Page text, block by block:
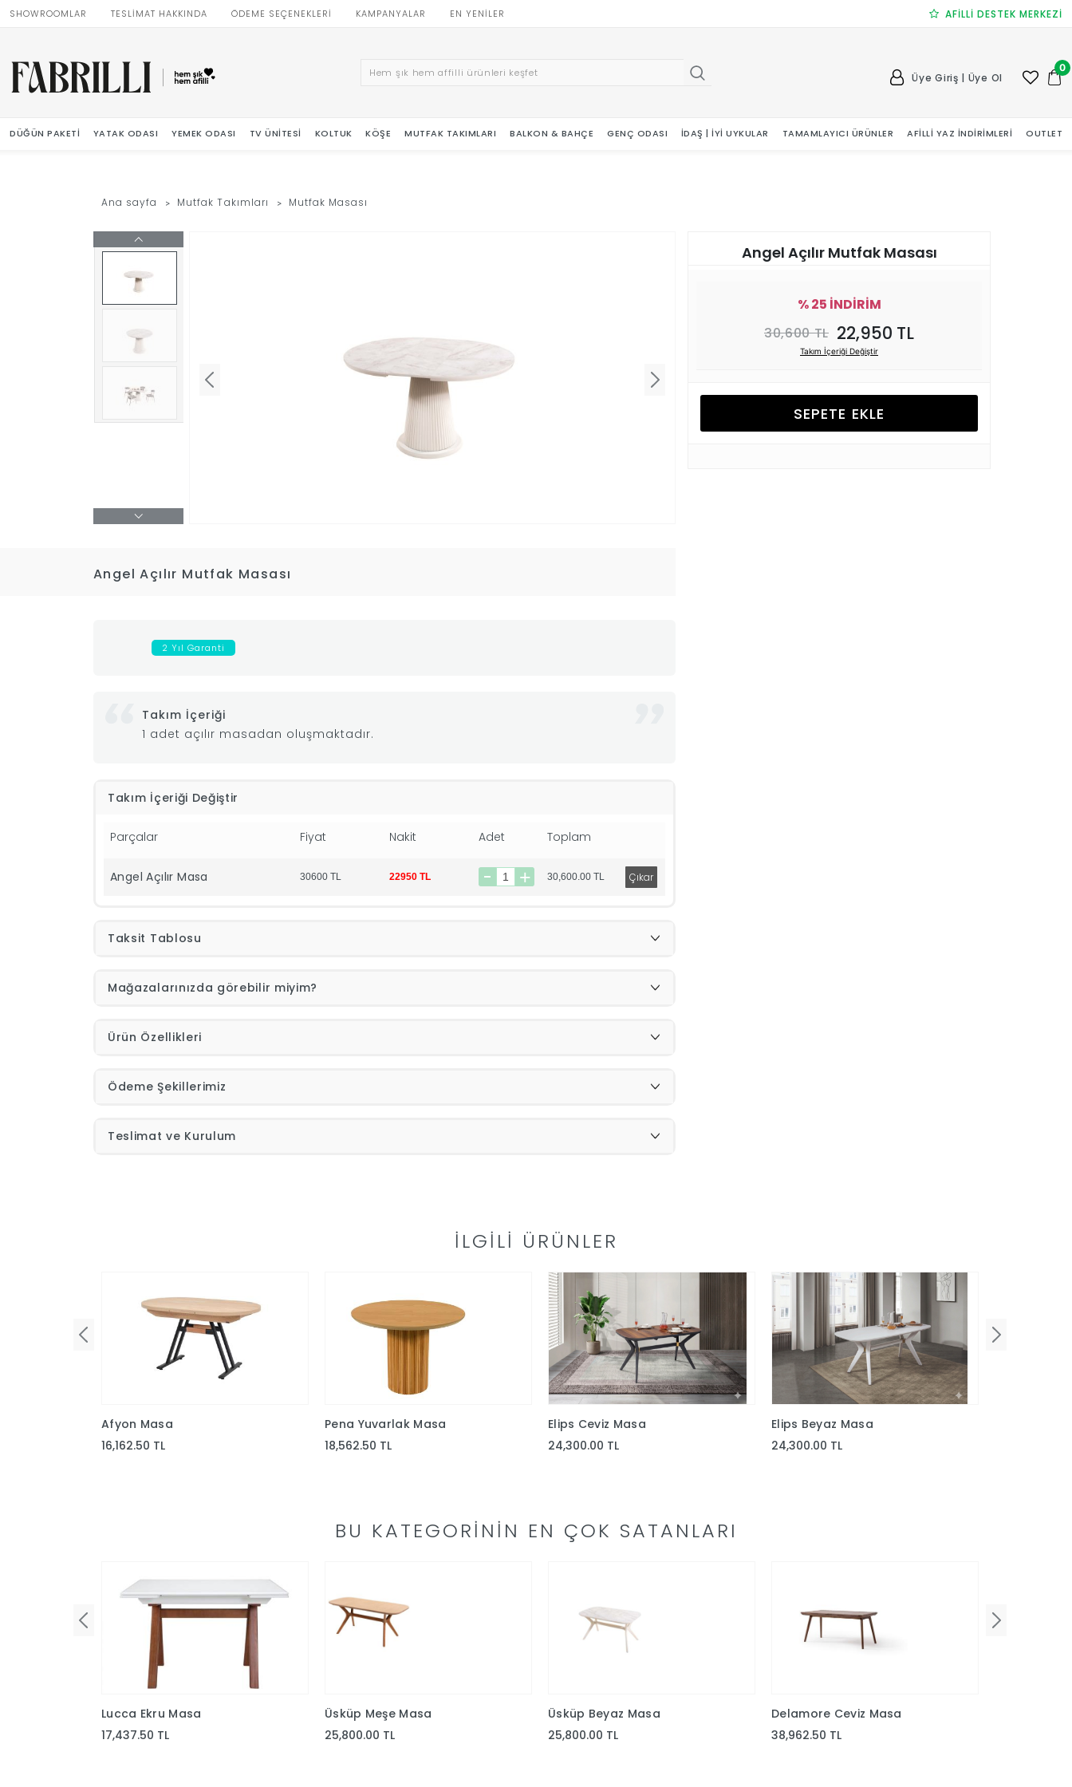
SHOWROOMLAR TESLİMAT HAKKINDA ÖDEME SEÇENEKLERİ KAMPANYALAR EN YENILER AFİLLİ DESTEK MERKEZİ
Üye Giriş | Üye Ol
0
DÜĞÜN PAKETI YATAK ODASI YEMEK ODASI TV ÜNITESI KOLTUK KÖŞE MUTFAK TAKIMLARI BALKON & BAHÇE GENÇ ODASI İDAŞ | İYI UYKULAR TAMAMLAYICI ÜRÜNLER AFILLI YAZ İNDIRIMLERI OUTLET
Ana sayfa Mutfak Takımları Mutfak Masası
Angel Açılır Mutfak Masası
2 Yıl Garanti
Takım İçeriği
1 adet açılır masadan oluşmaktadır.
Takım İçeriği Değiştir
Parçalar Fiyat Nakit Adet Toplam
Angel Açılır Masa 30600 TL 22950 TL 30,600.00 TL
Taksit Tablosu
Mağazalarınızda görebilir miyim?
Ürün Özellikleri
Ödeme Şekillerimiz
Teslimat ve Kurulum
Angel Açılır Mutfak Masası
% 25 İNDİRİM
30,600 TL 22,950 TL
Takım İçeriği Değiştir
SEPETE EKLE
İLGILI ÜRÜNLER
Afyon Masa
16,162.50 TL
Pena Yuvarlak Masa
18,562.50 TL
Elips Ceviz Masa
24,300.00 TL
Elips Beyaz Masa
24,300.00 TL
BU KATEGORININ EN ÇOK SATANLARI
Lucca Ekru Masa
17,437.50 TL
Üsküp Meşe Masa
25,800.00 TL
Üsküp Beyaz Masa
25,800.00 TL
Delamore Ceviz Masa
38,962.50 TL